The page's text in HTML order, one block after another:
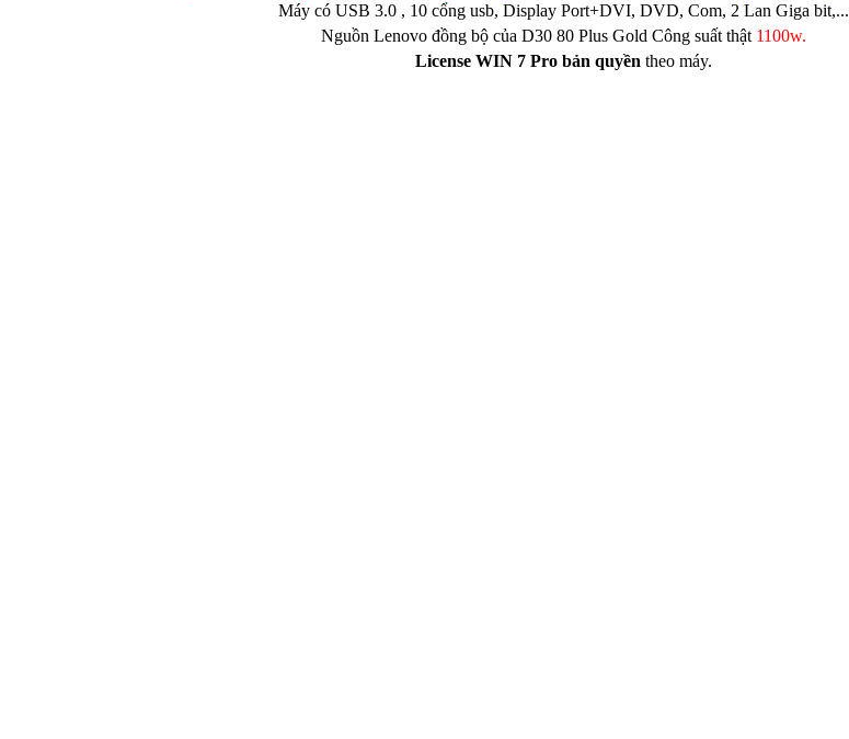
Máy có USB 3.0 , 10 cổng usb, Display Port+DVI, DVD, Com, 2 Lan Giga bit,...
Nguồn Lenovo đồng bộ của D30 80 Plus Gold Công suất thật 1100w.
License WIN 7 Pro bản quyền theo máy.